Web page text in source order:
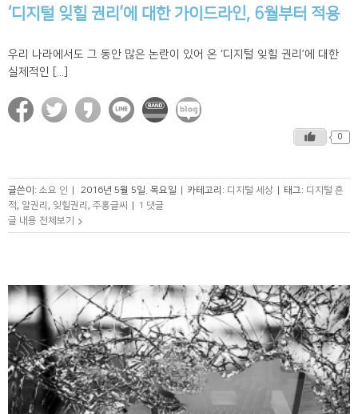
‘디지털 잊힐 권리’에 대한 가이드라인, 6월부터 적용
우리 나라에서도 그 동안 많은 논란이 있어 온 ‘디지털 잊힐 권리’에 대한
실제적인 [...]
0
글쓴이: 소요 인 2016년 5월 5일. 목요일 카테고리: 디지털 세상 태그: 디지털 흔
적, 알권리 , 잊힐권리 , 주홍글씨
1 댓글
글 내용 전체보기